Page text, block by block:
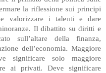
la riflessione sui principi
valorizzare i talenti e dare
Il dibattito su diritti e
sull’altare della finanza,
dell’economia. Maggiore
significare solo maggiore
ai privati. Deve significare